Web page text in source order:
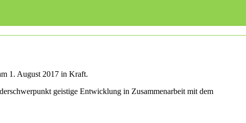
1. August 2017 in Kraft.
geistige Entwicklung in Zusammenarbeit mit dem